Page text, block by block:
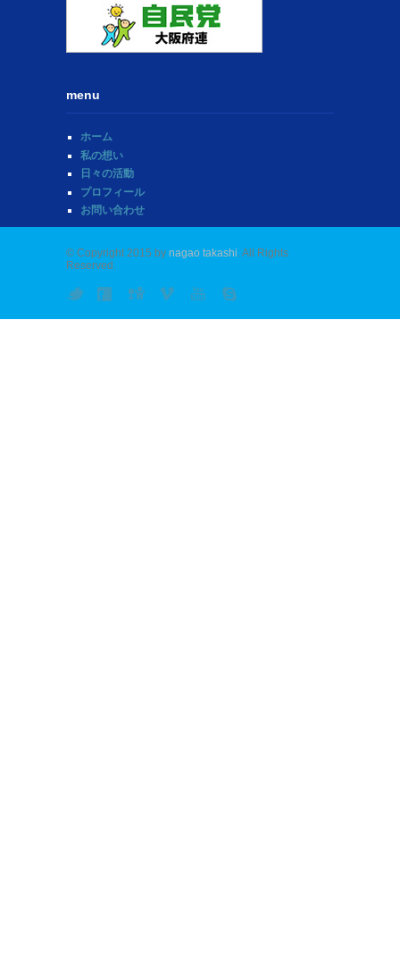
menu
ホーム
私の想い
日々の活動
プロフィール
お問い合わせ
© Copyright 2015 by nagao takashi. All Rights
Reserved.